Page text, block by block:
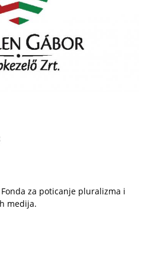
za poticanje pluralizma i
medija.